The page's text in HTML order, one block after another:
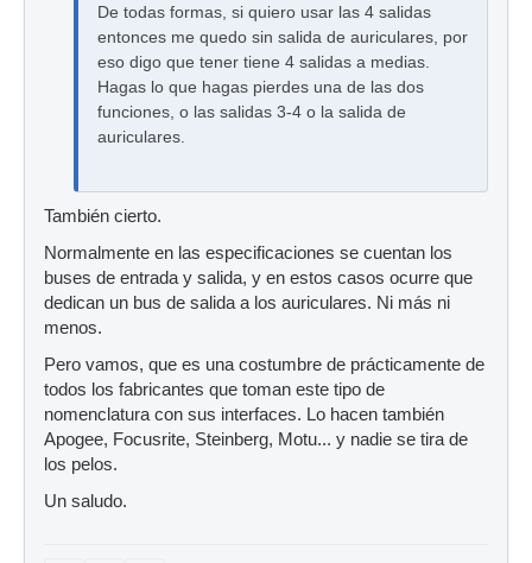
De todas formas, si quiero usar las 4 salidas
entonces me quedo sin salida de auriculares, por
eso digo que tener tiene 4 salidas a medias.
Hagas lo que hagas pierdes una de las dos
funciones, o las salidas 3-4 o la salida de
auriculares.
También cierto.
Normalmente en las especificaciones se cuentan los
buses de entrada y salida, y en estos casos ocurre que
dedican un bus de salida a los auriculares. Ni más ni
menos.
Pero vamos, que es una costumbre de prácticamente de
todos los fabricantes que toman este tipo de
nomenclatura con sus interfaces. Lo hacen también
Apogee, Focusrite, Steinberg, Motu... y nadie se tira de
los pelos.
Un saludo.